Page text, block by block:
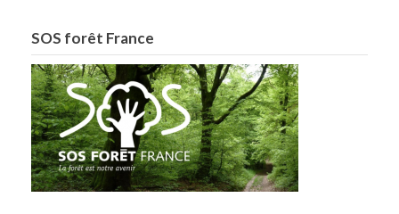
SOS forêt France